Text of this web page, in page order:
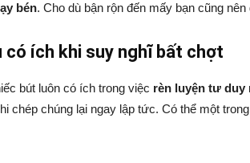
bén. Cho dù bận rộn đến mấy bạn cũng
có ích khi suy nghĩ bất chợt
bút luôn có ích trong việc rèn luyện tư duy
chép chúng lại ngay lập tức. Có thể một